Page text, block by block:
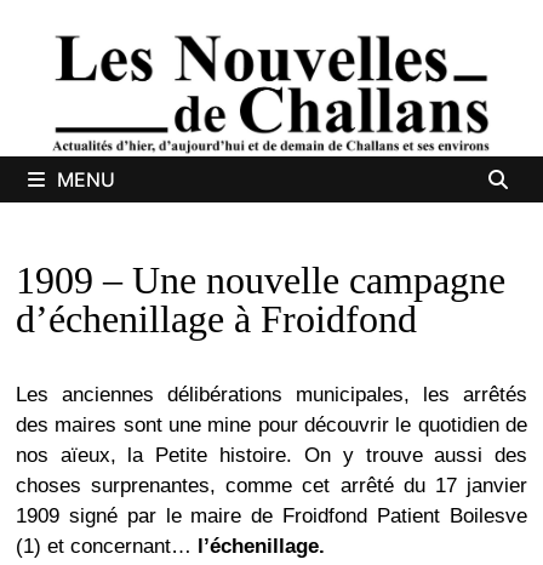
MENU
1909 – Une nouvelle campagne
d’échenillage à Froidfond
Les anciennes délibérations municipales, les arrêtés
des maires sont une mine pour découvrir le quotidien de
nos aïeux, la Petite histoire. On y trouve aussi des
choses surprenantes, comme cet arrêté du 17 janvier
1909 signé par le maire de Froidfond Patient Boilesve
(1) et concernant…
l’échenillage.